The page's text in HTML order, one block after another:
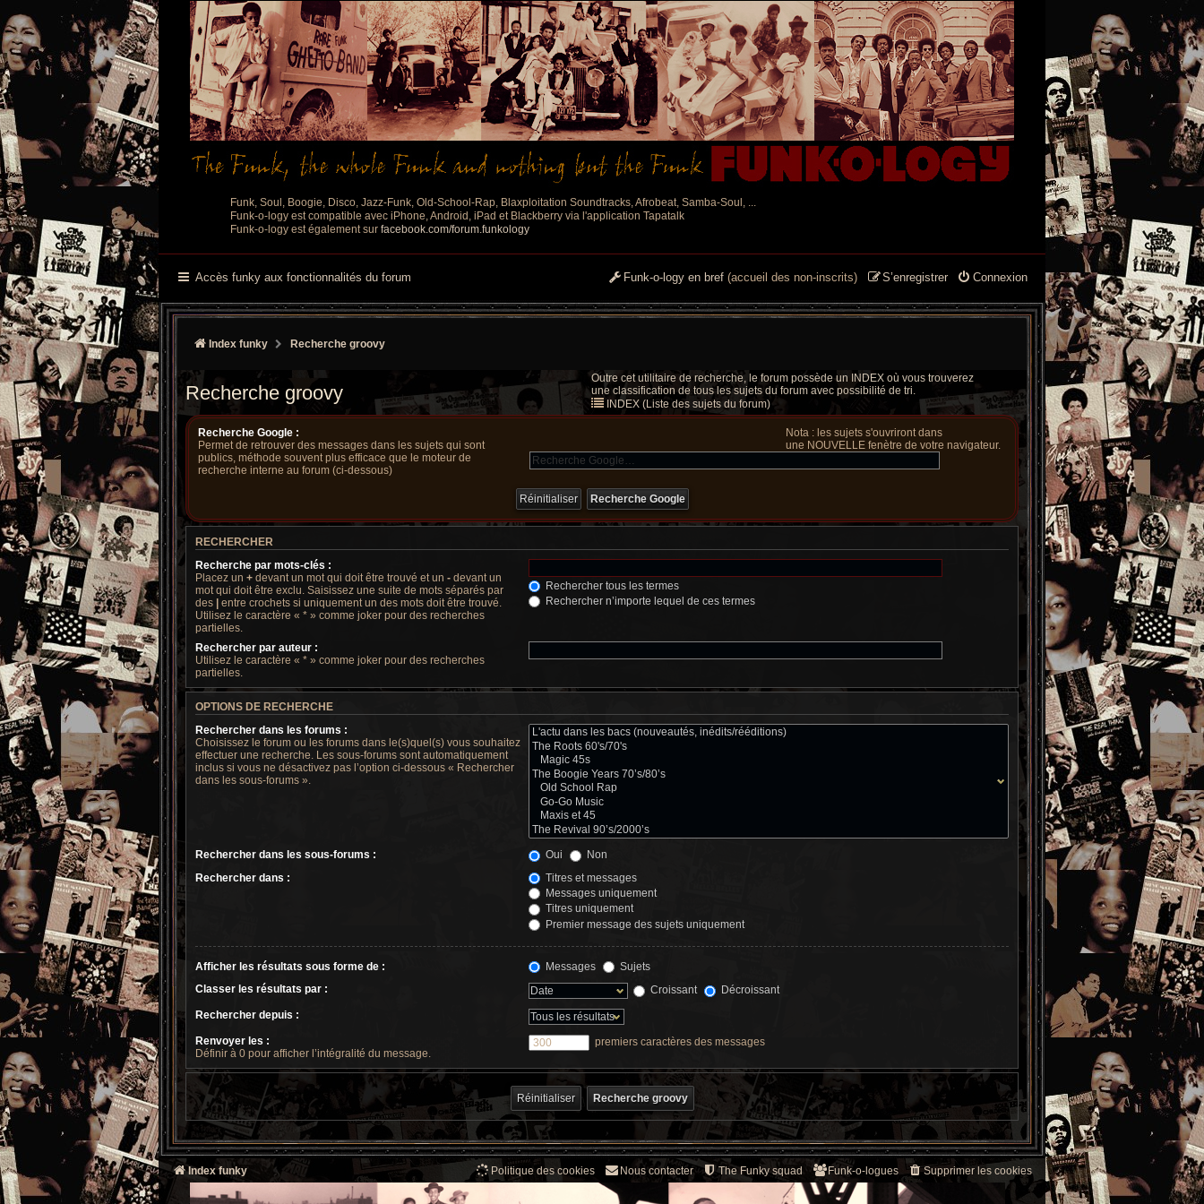
Funk, Soul, Boogie, Disco, Jazz-Funk, Old-School-Rap, Blaxploitation Soundtracks, Afrobeat, Samba-Soul, ...
Funk-o-logy est compatible avec iPhone, Android, iPad et Blackberry via l'application Tapatalk
Funk-o-logy est également sur facebook.com/forum.funkology
Accès funky aux fonctionnalités du forum Connexion
S’enregistrer
Funk-o-logy en bref (accueil des non-inscrits)
Index funky Recherche groovy
Outre cet utilitaire de recherche, le forum possède un INDEX où vous trouverez
une classification de tous les sujets du forum avec possibilité de tri.
INDEX (Liste des sujets du forum)
Recherche groovy
Recherche Google :
Permet de retrouver des messages dans les sujets qui sont
publics, méthode souvent plus efficace que le moteur de
recherche interne au forum (ci-dessous)
Nota : les sujets s'ouvriront dans
une NOUVELLE fenètre de votre navigateur.
RECHERCHER
Recherche par mots-clés :
Placez un + devant un mot qui doit être trouvé et un - devant un
mot qui doit être exclu. Saisissez une suite de mots séparés par
des | entre crochets si uniquement un des mots doit être trouvé.
Utilisez le caractère « * » comme joker pour des recherches
partielles.
Rechercher tous les termes
Rechercher n’importe lequel de ces termes
Rechercher par auteur :
Utilisez le caractère « * » comme joker pour des recherches
partielles.
OPTIONS DE RECHERCHE
Rechercher dans les forums :
Choisissez le forum ou les forums dans le(s)quel(s) vous souhaitez
effectuer une recherche. Les sous-forums sont automatiquement
inclus si vous ne désactivez pas l’option ci-dessous « Rechercher
dans les sous-forums ».
Rechercher dans les sous-forums : Oui
Non
Rechercher dans :
Titres et messages
Messages uniquement
Titres uniquement
Premier message des sujets uniquement
Afficher les résultats sous forme de : Messages
Sujets
Classer les résultats par :
Croissant
Décroissant
Rechercher depuis :
Renvoyer les :
Définir à 0 pour afficher l’intégralité du message.
premiers caractères des messages
Index funky Supprimer les cookies
Funk-o-logues
The Funky squad
Nous contacter
Politique des cookies